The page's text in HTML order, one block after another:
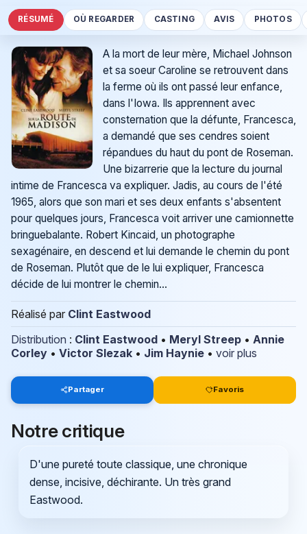
RÉSUMÉ OÙ REGARDER CASTING AVIS PHOTOS
A la mort de leur mère, Michael Johnson
et sa soeur Caroline se retrouvent dans
la ferme où ils ont passé leur enfance,
dans l'Iowa. Ils apprennent avec
consternation que la défunte, Francesca,
a demandé que ses cendres soient
répandues du haut du pont de Roseman.
Une bizarrerie que la lecture du journal
intime de Francesca va expliquer. Jadis, au cours de l'été
1965, alors que son mari et ses deux enfants s'absentent
pour quelques jours, Francesca voit arriver une camionnette
bringuebalante. Robert Kincaid, un photographe
sexagénaire, en descend et lui demande le chemin du pont
de Roseman. Plutôt que de le lui expliquer, Francesca
décide de lui montrer le chemin...
Réalisé par Clint Eastwood
Distribution : Clint Eastwood • Meryl Streep • Annie
Corley • Victor Slezak • Jim Haynie • voir plus
Partager Favoris
Notre critique
D'une pureté toute classique, une chronique
dense, incisive, déchirante. Un très grand
Eastwood.